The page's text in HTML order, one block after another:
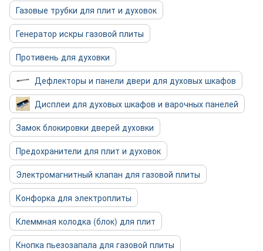
Газовые трубки для плит и духовок
Генератор искры газовой плиты
Противень для духовки
Дефлекторы и панели двери для духовых шкафов
Дисплеи для духовых шкафов и варочных панелей
Замок блокировки дверей духовки
Предохранители для плит и духовок
Электромагнитный клапан для газовой плиты
Конфорка для электроплиты
Клеммная колодка (блок) для плит
Кнопка пьезозапала для газовой плиты